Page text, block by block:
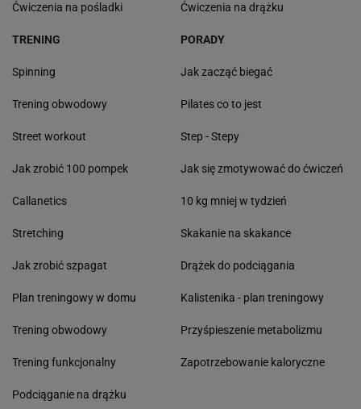
Ćwiczenia na pośladki Ćwiczenia na drążku
TRENING
Spinning
Trening obwodowy
Street workout
Jak zrobić 100 pompek
Callanetics
Stretching
Jak zrobić szpagat
Plan treningowy w domu
Trening obwodowy
Trening funkcjonalny
Podciąganie na drążku
PORADY
Jak zacząć biegać
Pilates co to jest
Step - Stepy
Jak się zmotywować do ćwiczeń
10 kg mniej w tydzień
Skakanie na skakance
Drążek do podciągania
Kalistenika - plan treningowy
Przyśpieszenie metabolizmu
Zapotrzebowanie kaloryczne